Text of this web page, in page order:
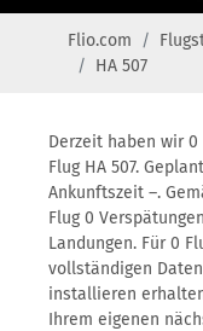
Flio.com
HA 507
Derzeit haben wir
Flug HA 507.
Ankunftszeit –.
Flug 0
Landungen. Für 0
vollständigen
installieren
Ihrem eigenen